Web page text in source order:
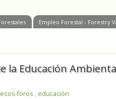
Empleo Forestal - Forestry
la Educación
foros , educación